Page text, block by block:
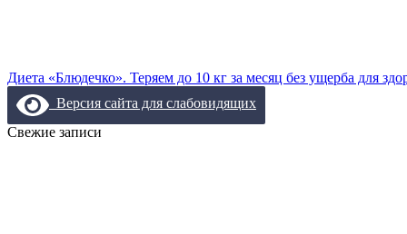
Диета «Блюдечко». Теряем до 10 кг за месяц без ущерба для
Версия сайта для слабовидящих
Свежие записи